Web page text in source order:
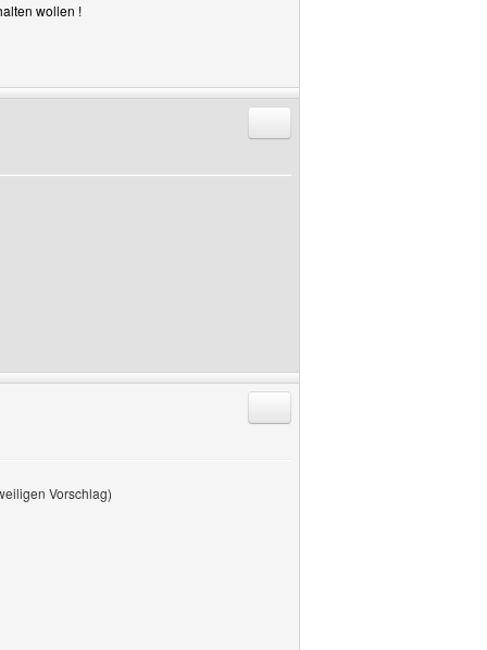
wollen !
Vorschlag)